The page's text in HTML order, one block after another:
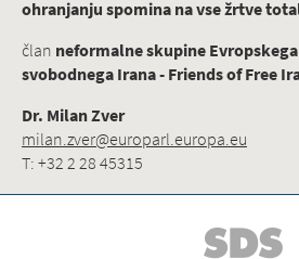
ohranjanju spomina na vse žrtve
član neformalne skupine
svobodnega Irana - Friends of Free
Dr. Milan Zver
milan.zver@europarl.europa.eu
T: +32 2 28 45315